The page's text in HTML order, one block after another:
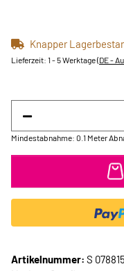
Knapper
Lieferzeit: 1 - 5 Werktage(DE -
Mindestabnahme: 0.1 Meter
Artikelnummer: S